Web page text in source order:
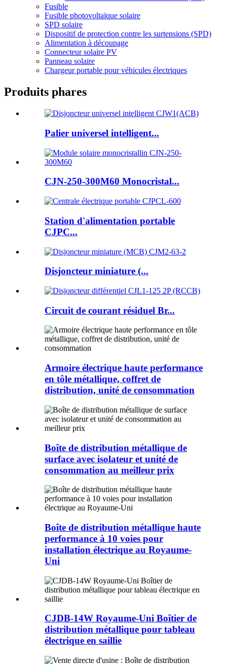
Fusible
Fusible photovoltaïque solaire
SPD solaire
Dispositif de protection contre les surtensions (SPD)
Alimentation à découpage
Connecteur solaire PV
Panneau solaire
Chargeur portable pour véhicules électriques
Produits phares
Palier universel intelligent...
CJN-250-300M60 Monocristal...
Station d'alimentation portable
CJPC...
Disjoncteur miniature (...
Circuit de courant résiduel Br...
Armoire électrique haute performance
en tôle métallique, coffret de
distribution, unité de consommation
Boîte de distribution métallique de
surface avec isolateur et unité de
consommation au meilleur prix
Boîte de distribution métallique haute
performance à 10 voies pour
installation électrique au Royaume-
Uni
CJDB-14W Royaume-Uni Boîtier de
distribution métallique pour tableau
électrique en saillie